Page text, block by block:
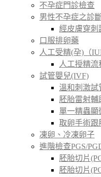
不孕症門診檢查
男性不孕症之診
經皮膚穿刺
口服排卵藥
人工受精(孕)（IUI
人工授精流
試管嬰兒(IVF)
溫和刺激試
胚胎雷射輔
單一精蟲顯
取卵手術跟
凍卵、冷凍卵子
進階檢查PGS/
胚胎切片
胚胎切片